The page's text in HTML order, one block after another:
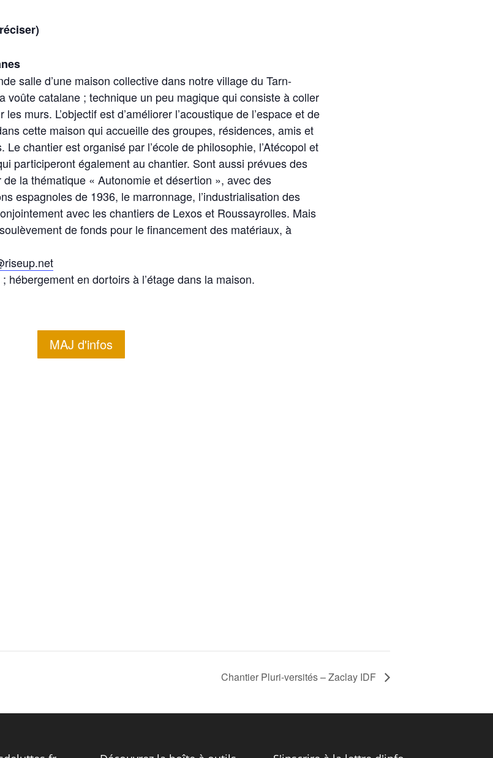
salle d’une maison collective dans notre village du Tarn-
voûte catalane ; technique un peu magique qui consiste à coller
murs. L’objectif est d’améliorer l’acoustique de l’espace et de
cette maison qui accueille des groupes, résidences, amis et
chantier est organisé par l’école de philosophie, l’Atécopol et
participeront également au chantier. Sont aussi prévues des
la thématique « Autonomie et désertion », avec des
espagnoles de 1936, le marronnage, l’industrialisation des
avec les chantiers de Lexos et Roussayrolles. Mais
de fonds pour le financement des matériaux, à
hébergement en dortoirs à l’étage dans la maison.
MAJ d'infos
Chantier Pluri-versités – Zaclay IDF